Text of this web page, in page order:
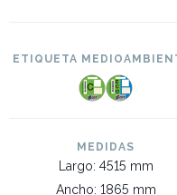
ETIQUETA
MEDIDAS
Largo: 4515 mm
Ancho: 1865 mm